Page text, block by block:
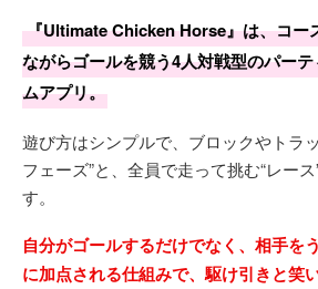
『Ultimate Chicken Horse』は、コー
ながらゴールを競う4人対戦型のパー
ムアプリ。
遊び方はシンプルで、ブロックやトラ
フェーズ”と、全員で走って挑む“レー
す。
自分がゴールするだけでなく、相手を
に加点される仕組みで、駆け引きと笑